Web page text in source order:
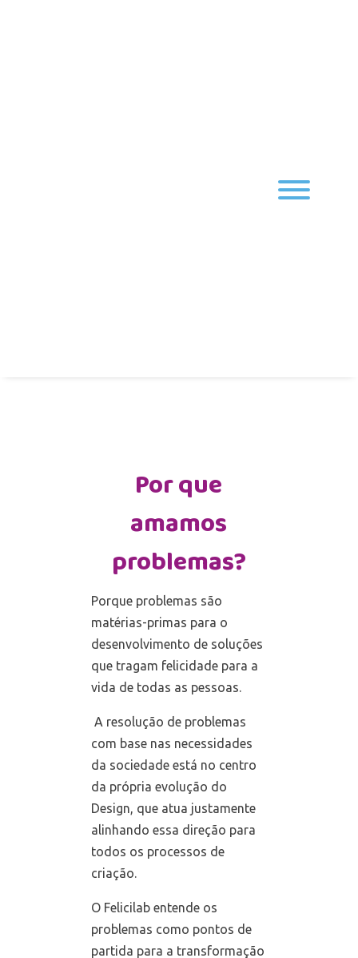
Por que
amamos
problemas?
Porque problemas são
matérias-primas para o
desenvolvimento de soluções
que tragam felicidade para a
vida de todas as pessoas.
A resolução de problemas
com base nas necessidades
da sociedade está no centro
da própria evolução do
Design, que atua justamente
alinhando essa direção para
todos os processos de
criação.
O Felicilab entende os
problemas como pontos de
partida para a transformação